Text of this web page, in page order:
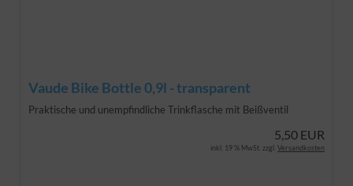
Vaude Bike Bottle 0,9l - transparent
Praktische und unempfindliche Trinkflasche mit Beißventil
5,50 EUR
inkl. 19 % MwSt. zzgl. Versandkosten